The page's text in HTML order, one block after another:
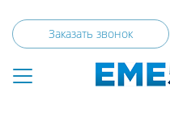
Заказать звонок